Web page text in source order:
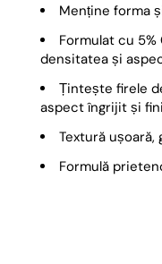
Menține forma
Formulat cu
densitatea și
Țintește firele
aspect îngrijit și
Textură ușoară,
Formulă